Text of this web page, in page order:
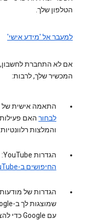
הטלפון שלך.
למעבר אל 'מידע אישי'
אם לא התחברת
המכשיר שלך, לרבות:
התאמה אישית של
לבחור האם
והמלצות רלוונטיות
הגדרות YouTube: אפשר להשהות ולמחוק את
החיפושים ב-YouTube
הגדרות של
עם Google כדי להציג מודעות.